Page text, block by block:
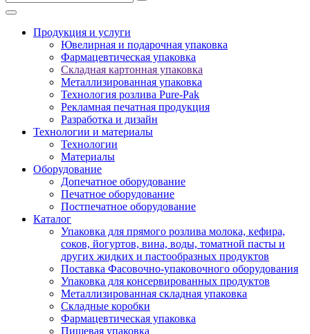
Продукция и услуги
Ювелирная и подарочная упаковка
Фармацевтическая упаковка
Складная картонная упаковка
Металлизированная упаковка
Технология розлива Pure-Pak
Рекламная печатная продукция
Разработка и дизайн
Технологии и материалы
Технологии
Материалы
Оборудование
Допечатное оборудование
Печатное оборудование
Постпечатное оборудование
Каталог
Упаковка для прямого розлива молока, кефира,
соков, йогуртов, вина, воды, томатной пасты и
других жидких и пастообразных продуктов
Поставка Фасовочно-упаковочного оборудования
Упаковка для консервированных продуктов
Металлизированная складная упаковка
Складные коробки
Фармацевтическая упаковка
Пищевая упаковка